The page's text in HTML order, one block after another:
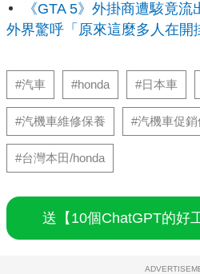
《GTA 5》外掛商遭駭竟流
外界驚呼「原來這麼多人在開
#汽車 #honda #日本車
#汽機車維修保養 #汽機車促
#台灣本田/honda
送【10個ChatGPT的好